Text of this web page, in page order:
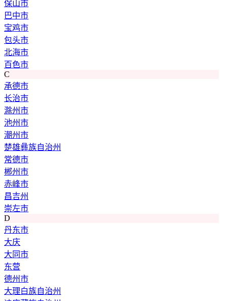
保山市
巴中市
宝鸡市
包头市
北海市
百色市
C
承德市
长治市
滁州市
池州市
潮州市
楚雄彝族自治州
常德市
郴州市
赤峰市
昌吉州
崇左市
D
丹东市
大庆
大同市
东营
德州市
大理白族自治州